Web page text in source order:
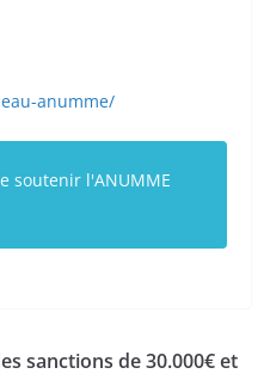
anumme/
soutenir l'ANUMME
sanctions de 30.000€ et